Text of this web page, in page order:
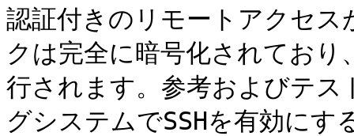
認証付きのリモートアクセス
クは完全に暗号化されてお
行されます。参考およびテ
グシステムでSSHを有効にす